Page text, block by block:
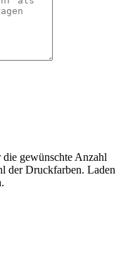
gewünschte Anzahl
der Druckfarben. Laden